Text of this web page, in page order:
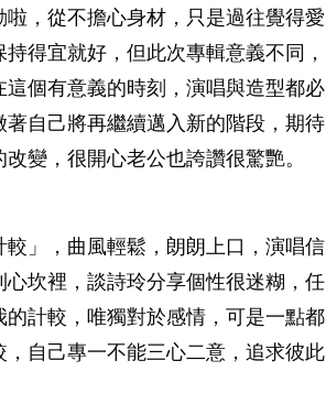
，從不擔心身材，只是過往覺得愛
得宜就好，但此次專輯意義不同，
個有意義的時刻，演唱與造型都必
自己將再繼續邁入新的階段，期待
變，很開心老公也誇讚很驚艷。
」，曲風輕鬆，朗朗上口，演唱信
坎裡，談詩玲分享個性很迷糊，任
計較，唯獨對於感情，可是一點都
自己專一不能三心二意，追求彼此